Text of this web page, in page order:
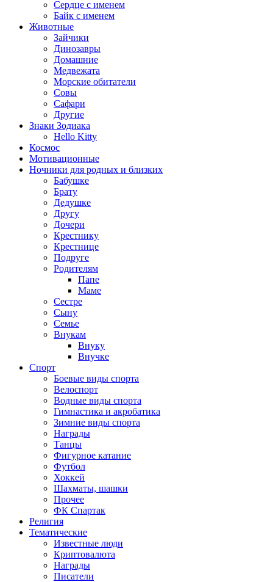
Сердце с именем
Байк с именем
Животные
Зайчики
Динозавры
Домашние
Медвежата
Морские обитатели
Совы
Сафари
Другие
Знаки Зодиака
Hello Kitty
Космос
Мотивационные
Ночники для родных и близких
Бабушке
Брату
Дедушке
Другу
Дочери
Крестнику
Крестнице
Подруге
Родителям
Папе
Маме
Сестре
Сыну
Семье
Внукам
Внуку
Внучке
Спорт
Боевые виды спорта
Велоспорт
Водные виды спорта
Гимнастика и акробатика
Зимние виды спорта
Награды
Танцы
Фигурное катание
Футбол
Хоккей
Шахматы, шашки
Прочее
ФК Спартак
Религия
Тематические
Известные люди
Криптовалюта
Награды
Писатели